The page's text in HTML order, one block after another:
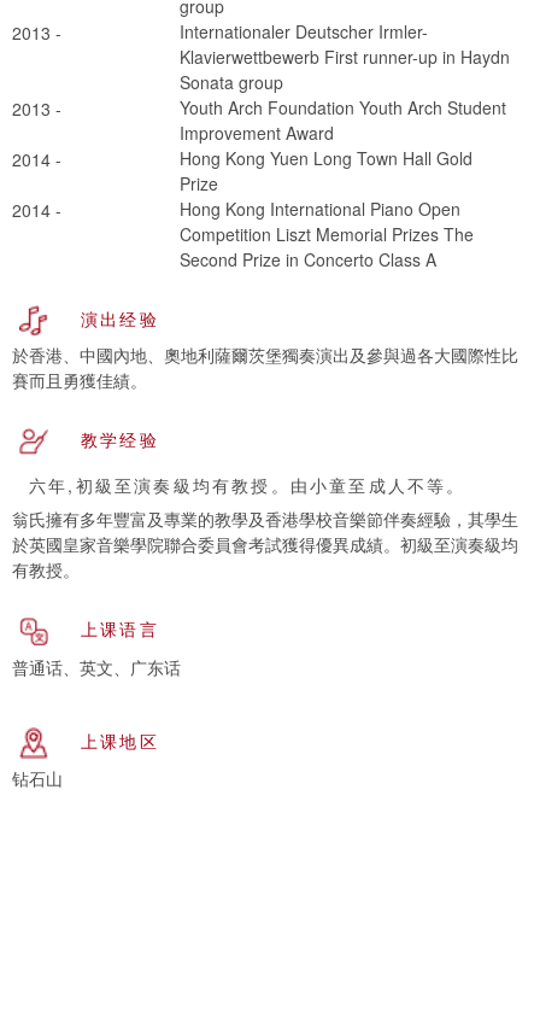
group
2013 -
Internationaler Deutscher Irmler-
Klavierwettbewerb First runner-up in Haydn
Sonata group
2013 -
Youth Arch Foundation Youth Arch Student
Improvement Award
2014 -
Hong Kong Yuen Long Town Hall Gold
Prize
2014 -
Hong Kong International Piano Open
Competition Liszt Memorial Prizes The
Second Prize in Concerto Class A
演出经验
於香港、中國內地、奧地利薩爾茨堡獨奏演出及參與過各大國際性比
賽而且勇獲佳績。
教学经验
六年,初級至演奏級均有教授。由小童至成人不等。
翁氏擁有多年豐富及專業的教學及香港學校音樂節伴奏經驗，其學生
於英國皇家音樂學院聯合委員會考試獲得優異成績。初級至演奏級均
有教授。
上课语言
普通话、英文、广东话
上课地区
钻石山